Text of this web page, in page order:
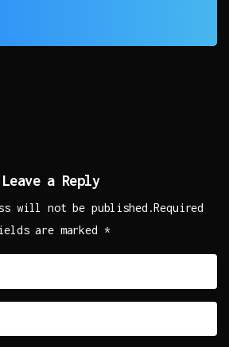
Leave a Reply
will not be published.Required
are marked *